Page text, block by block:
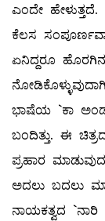
ಎಂದೇ
ಕೆಲಸ
ಏನಿದ್ದರೂ
ಭಾಷೆಯ `ಕಾ
ಬಂದಿತ್ತು. ಈ
ಪ್ರಹಾರ
ಅದಲು ಬದಲು
ನಾಯಕತ್ವದ `ನಾರಿ